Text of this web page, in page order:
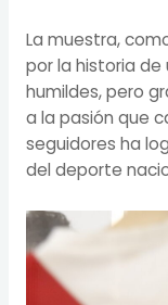
La muestra,
por la historia de
humildes, pero
a la pasión que
seguidores ha
del deporte